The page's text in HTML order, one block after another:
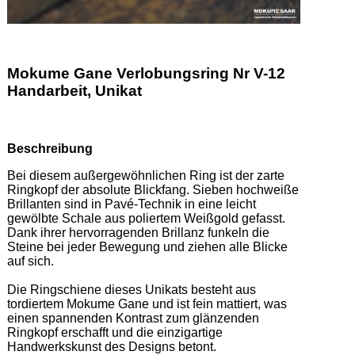
Mokume Gane Verlobungsring Nr V-12
Handarbeit, Unikat
Beschreibung
Bei diesem außergewöhnlichen Ring ist der zarte
Ringkopf der absolute Blickfang. Sieben hochweiße
Brillanten sind in Pavé-Technik in eine leicht
gewölbte Schale aus poliertem Weißgold gefasst.
Dank ihrer hervorragenden Brillanz funkeln die
Steine bei jeder Bewegung und ziehen alle Blicke
auf sich.
Die Ringschiene dieses Unikats besteht aus
tordiertem Mokume Gane und ist fein mattiert, was
einen spannenden Kontrast zum glänzenden
Ringkopf erschafft und die einzigartige
Handwerkskunst des Designs betont.